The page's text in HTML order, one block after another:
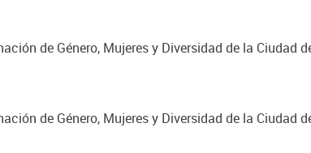
de Género, Mujeres y Diversidad de la Ciudad
de Género, Mujeres y Diversidad de la Ciudad